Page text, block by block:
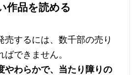
作品を読める
売するには、数千部の売り
ばできません。
やわらかで、当たり障りの